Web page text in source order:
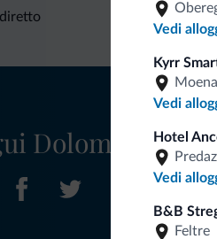
Vedi
Kyrr
Moena
Vedi
Hotel
Vedi
B&B
Feltre
Dolomiti.it